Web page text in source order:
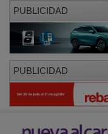
PUBLICIDAD
PUBLICIDAD